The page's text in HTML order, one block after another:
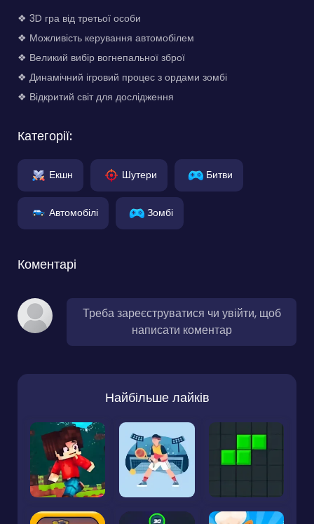
❖ 3D гра від третьої особи
❖ Можливість керування автомобілем
❖ Великий вибір вогнепальної зброї
❖ Динамічний ігровий процес з ордами зомбі
❖ Відкритий світ для дослідження
Категорії:
Екшн Шутери Битви
Автомобілі Зомбі
Коментарі
Треба зареєструватися чи увійти, щоб
написати коментар
Найбільше лайків